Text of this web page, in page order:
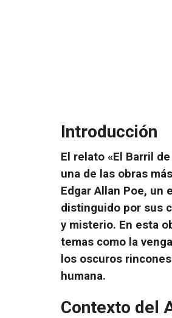
Introducción
El relato «El Barril
una de las obras
Edgar Allan Poe, un
distinguido por sus
y misterio. En esta
temas como la
los oscuros
humana.
Contexto del